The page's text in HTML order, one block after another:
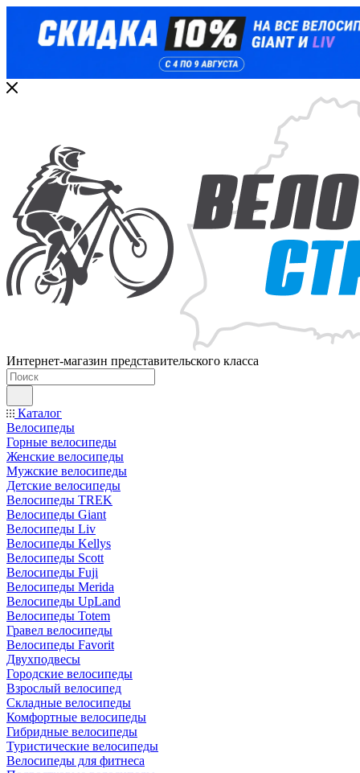
Интернет-магазин представительского класса
Каталог
Велосипеды
Горные велосипеды
Женские велосипеды
Мужские велосипеды
Детские велосипеды
Велосипеды TREK
Велосипеды Giant
Велосипеды Liv
Велосипеды Kellys
Велосипеды Scott
Велосипеды Fuji
Велосипеды Merida
Велосипеды UpLand
Велосипеды Totem
Гравел велосипеды
Велосипеды Favorit
Двухподвесы
Городские велосипеды
Взрослый велосипед
Складные велосипеды
Комфортные велосипеды
Гибридные велосипеды
Туристические велосипеды
Велосипеды для фитнеса